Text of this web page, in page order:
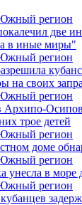
регион
две
в иные миры"
регион
на своих
регион
Архипо-
трое детей
регион
доме
регион
унесла в
регион